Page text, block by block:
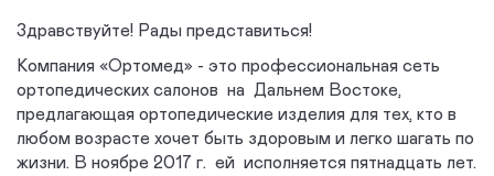
Здравствуйте! Рады представиться!
Компания «Ортомед» - это профессиональная сеть
ортопедических салонов на Дальнем Востоке,
предлагающая ортопедические изделия для тех, кто в
любом возрасте хочет быть здоровым и легко шагать по
жизни. В ноябре 2017 г. ей исполняется пятнадцать лет.